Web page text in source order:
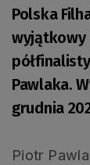
Polska
wyjątkowy
Pawlaka.
grudnia
Piotr